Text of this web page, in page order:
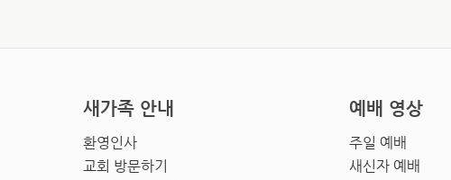
새가족 안내
환영인사
교회 방문하기
예배 영상
주일 예배
새신자 예배